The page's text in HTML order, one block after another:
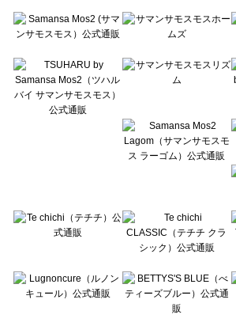
Te chichi（テチチ）の一覧
Te chichi CLASSIC（テチチ クラシック）の一覧
Lugnoncure（ルノンキュール）の一覧
BETTY'S BLUE（べティーズブルー）の一覧
Wpc.（ワールドパーティー）の一覧